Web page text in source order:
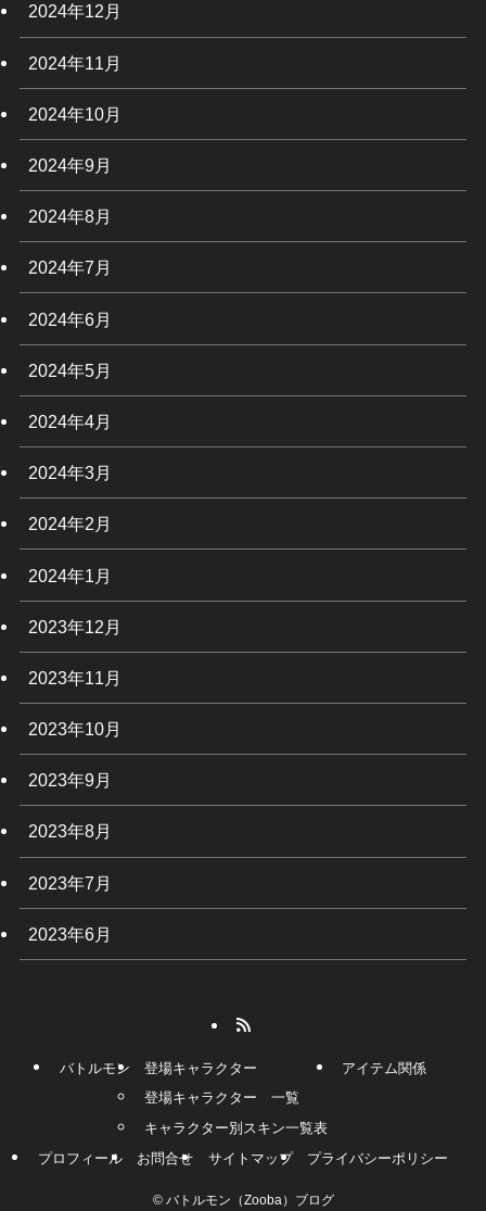
2024年12月
2024年11月
2024年10月
2024年9月
2024年8月
2024年7月
2024年6月
2024年5月
2024年4月
2024年3月
2024年2月
2024年1月
2023年12月
2023年11月
2023年10月
2023年9月
2023年8月
2023年7月
2023年6月
バトルモン
登場キャラクター
登場キャラクター 一覧
キャラクター別スキン一覧表
アイテム関係
プロフィール お問合せ サイトマップ プライバシーポリシー
©バトルモン（Zooba）ブログ